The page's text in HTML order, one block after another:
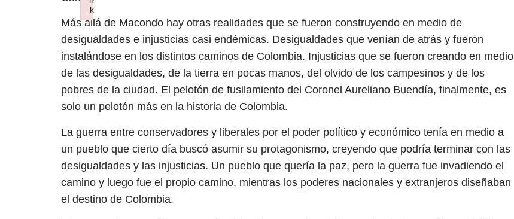
Más allá de Macondo hay otras realidades que se fueron construyendo en medio de
desigualdades e injusticias casi endémicas. Desigualdades que venían de atrás y fueron
instalándose en los distintos caminos de Colombia. Injusticias que se fueron creando en medio
de las desigualdades, de la tierra en pocas manos, del olvido de los campesinos y de los
pobres de la ciudad. El pelotón de fusilamiento del Coronel Aureliano Buendía, finalmente, es
solo un pelotón más en la historia de Colombia.
La guerra entre conservadores y liberales por el poder político y económico tenía en medio a
un pueblo que cierto día buscó asumir su protagonismo, creyendo que podría terminar con las
desigualdades y las injusticias. Un pueblo que quería la paz, pero la guerra fue invadiendo el
camino y luego fue el propio camino, mientras los poderes nacionales y extranjeros diseñaban
el destino de Colombia.
k
Failed to initialize plugin: wplink